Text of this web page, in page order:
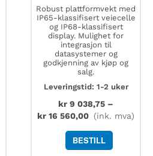
Robust plattformvekt med
IP65-klassifisert veiecelle
og IP68-klassifisert
display. Mulighet for
integrasjon til
datasystemer og
godkjenning av kjøp og
salg.
Leveringstid: 1-2 uker
kr 9 038,75 –
kr 16 560,00 (ink. mva)
BESTILL